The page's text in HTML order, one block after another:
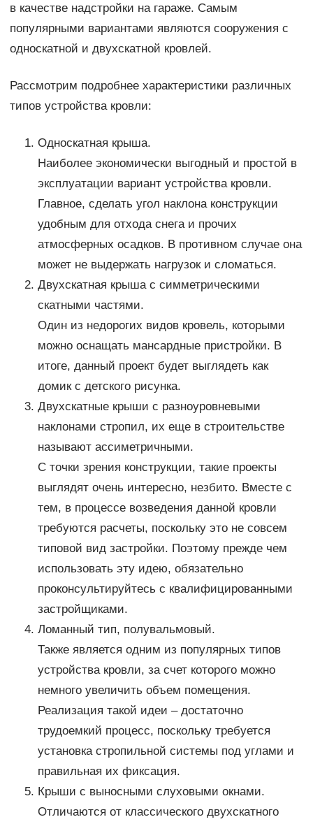
в качестве надстройки на гараже. Самым
популярными вариантами являются сооружения с
односкатной и двухскатной кровлей.
Рассмотрим подробнее характеристики различных
типов устройства кровли:
Односкатная крыша.
Наиболее экономически выгодный и простой в
эксплуатации вариант устройства кровли.
Главное, сделать угол наклона конструкции
удобным для отхода снега и прочих
атмосферных осадков. В противном случае она
может не выдержать нагрузок и сломаться.
Двухскатная крыша с симметрическими
скатными частями.
Один из недорогих видов кровель, которыми
можно оснащать мансардные пристройки. В
итоге, данный проект будет выглядеть как
домик с детского рисунка.
Двухскатные крыши с разноуровневыми
наклонами стропил, их еще в строительстве
называют ассиметричными.
С точки зрения конструкции, такие проекты
выглядят очень интересно, незбито. Вместе с
тем, в процессе возведения данной кровли
требуются расчеты, поскольку это не совсем
типовой вид застройки. Поэтому прежде чем
использовать эту идею, обязательно
проконсультируйтесь с квалифицированными
застройщиками.
Ломанный тип, полувальмовый.
Также является одним из популярных типов
устройства кровли, за счет которого можно
немного увеличить объем помещения.
Реализация такой идеи – достаточно
трудоемкий процесс, поскольку требуется
установка стропильной системы под углами и
правильная их фиксация.
Крыши с выносными слуховыми окнами.
Отличаются от классического двухскатного